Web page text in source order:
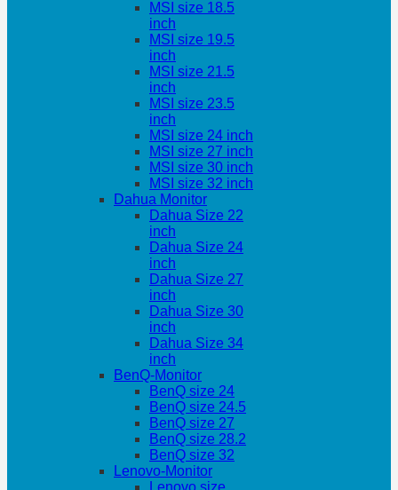
MSI size 18.5
inch
MSI size 19.5
inch
MSI size 21.5
inch
MSI size 23.5
inch
MSI size 24 inch
MSI size 27 inch
MSI size 30 inch
MSI size 32 inch
Dahua Monitor
Dahua Size 22
inch
Dahua Size 24
inch
Dahua Size 27
inch
Dahua Size 30
inch
Dahua Size 34
inch
BenQ-Monitor
BenQ size 24
BenQ size 24.5
BenQ size 27
BenQ size 28.2
BenQ size 32
Lenovo-Monitor
Lenovo size